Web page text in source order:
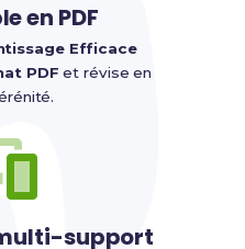
en PDF
Efficace
PDF et révise en
support